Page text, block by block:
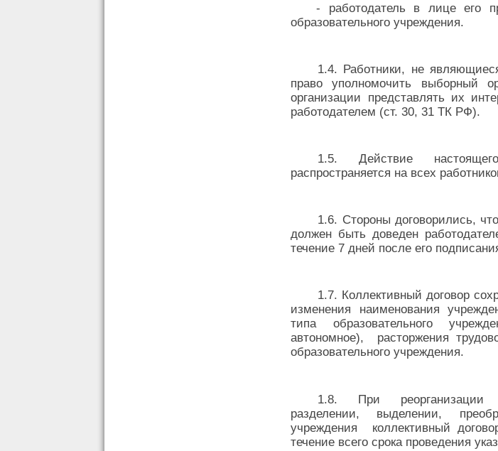
- работодатель в лице его
образовательного учреждения.
1.4. Работники, не
право уполномочить выборный
организации представлять их
работодателем (ст. 30, 31 ТК РФ).
1.5. Действие
распространяется на всех
1.6. Стороны договорились,
должен быть доведен
течение 7 дней после его
1.7. Коллективный договор
изменения наименования
типа образовательного
автономное), расторжения
образовательного учреждения.
1.8. При реорганизации
разделении, выделении,
учреждения коллективный
течение всего срока проведения